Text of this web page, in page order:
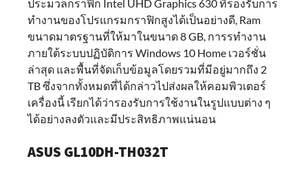
ประมวลกราฟิก Intel UHD Graphics 630 ที่รองรับการ
ทำงานของโปรแกรมกราฟิกสูงได้เป็นอย่างดี, Ram
ขนาดมาตรฐานที่ให้มาในขนาด 8 GB, การรทำงาน
ภายใต้ระบบปฏิบัติการ Windows 10 Home เวอร์ชั่น
ล่าสุด และพื้นที่จัดเก็บข้อมูลโดยรวมที่มีอยู่มากถึง 2
TB ซึ่งจากทั้งหมดที่ได้กล่าวไปส่งผลให้คอมพิวเตอร์
เครื่องนี้ เรียกได้ว่ารองรับการใช้งานในรูปแบบต่าง ๆ
ได้อย่างลงตัวและมีประสิทธิภาพแน่นอน
ASUS GL10DH-TH032T